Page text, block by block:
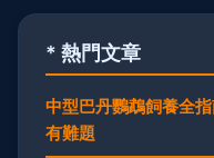
* 熱門文章
中型巴丹鸚鵡飼養全
有難題